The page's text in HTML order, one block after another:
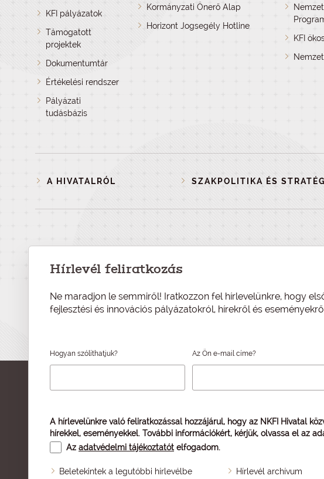
KFI pályázatok
Támogatott
projektek
Dokumentumtár
Értékelési rendszer
Pályázati
tudásbázis
Kormányzati Önerő Alap
Horizont Jogsegély Hotline
KFI
A HIVATALRÓL SZAKPOLITIKA ÉS
Hírlevél feliratkozás
Ne maradjon le semmiről! Iratkozzon fel hírlevelünkre, hogy
fejlesztési és innovációs pályázatokról, hírekről és
Hogyan szólíthatjuk? Az Ön e-mail címe?
A hírlevelünkre való feliratkozással hozzájárul, hogy az NKFI Hivatal
hírekkel, eseményekkel. További információkért, kérjük, olvassa el az
Az adatvédelmi tájékoztatót elfogadom.
Beletekintek a legutóbbi hírlevélbe Hírlevél archívum